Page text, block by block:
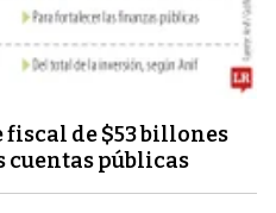
de $53 billones
cuentas públicas